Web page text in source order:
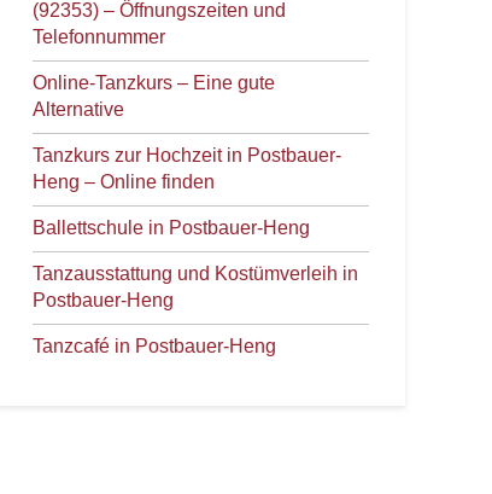
(92353) – Öffnungszeiten und
Telefonnummer
Online-Tanzkurs – Eine gute
Alternative
Tanzkurs zur Hochzeit in Postbauer-
Heng – Online finden
Ballettschule in Postbauer-Heng
Tanzausstattung und Kostümverleih in
Postbauer-Heng
Tanzcafé in Postbauer-Heng